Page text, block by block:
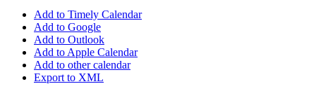
Add to Timely Calendar
Add to Google
Add to Outlook
Add to Apple Calendar
Add to other calendar
Export to XML